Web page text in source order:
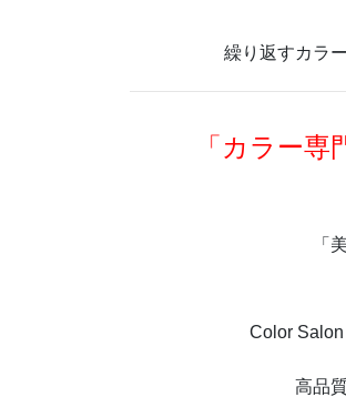
繰り返すカラ
「カラー
「
Color
高品